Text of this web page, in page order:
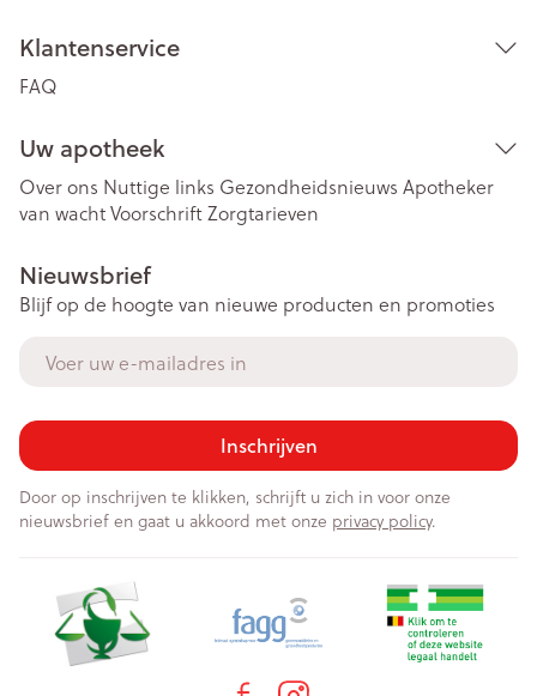
Klantenservice
FAQ
Uw apotheek
Over ons Nuttige links Gezondheidsnieuws Apotheker
van wachtVoorschriftZorgtarieven
Nieuwsbrief
Blijf op de hoogte van nieuwe producten en promoties
Inschrijven
Door op inschrijven te klikken, schrijft u zich in voor onze
nieuwsbrief en gaat u akkoord met onze privacy policy.